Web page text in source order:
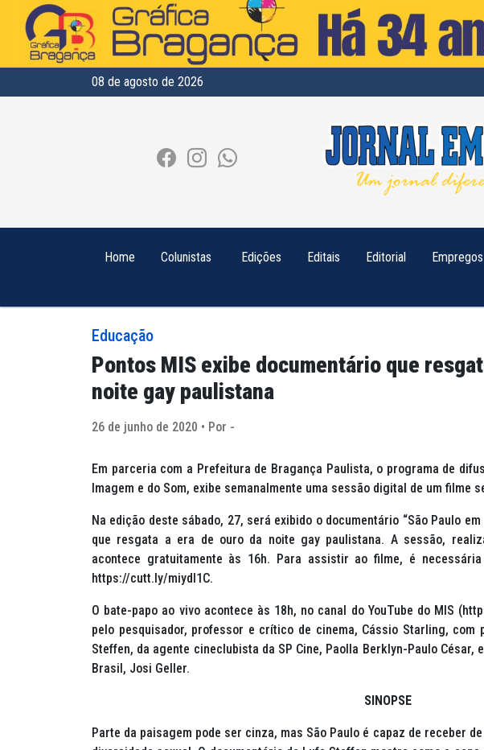
08 de agosto de 2026
Home Colunistas Edições Editais Editorial Empregos
Educação
Pontos MIS exibe documentário que
noite gay paulistana
26 de junho de 2020 • Por -
Em parceria com a Prefeitura de Bragança Paulista, o programa de
Imagem e do Som, exibe semanalmente uma sessão digital de um filme
Na edição deste sábado, 27, será exibido o documentário “São Paulo
que resgata a era de ouro da noite gay paulistana. A sessão,
acontece gratuitamente às 16h. Para assistir ao filme, é
https://cutt.ly/miydI1C.
O bate-papo ao vivo acontece às 18h, no canal do YouTube do MIS
pelo pesquisador, professor e crítico de cinema, Cássio Starling, com
Steffen, da agente cineclubista da SP Cine, Paolla Berklyn-Paulo César,
Brasil, Josi Geller.
SINOPSE
Parte da paisagem pode ser cinza, mas São Paulo é capaz de receber